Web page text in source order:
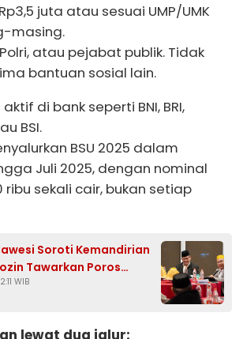
juta atau sesuai UMP/UMK
masing.
Polri, atau pejabat publik. Tidak
bantuan sosial lain.
di bank seperti BNI, BRI,
BSI.
BSU 2025 dalam
Juli 2025, dengan nominal
ribu sekali cair, bukan setiap
Soroti Kemandirian
Tawarkan Poros
Pesantren
WIB